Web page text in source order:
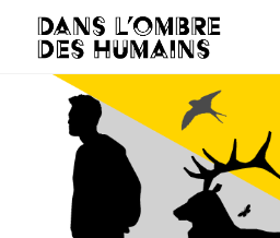
Aller au contenu principal